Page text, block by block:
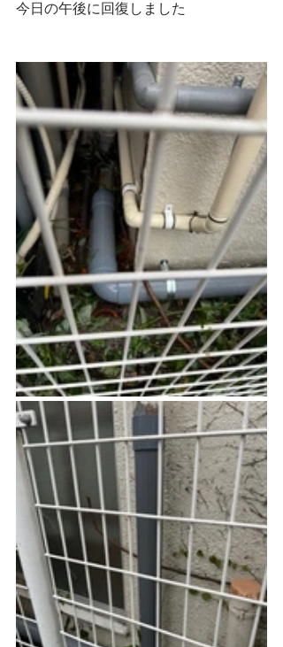
今日の午後に回復しました